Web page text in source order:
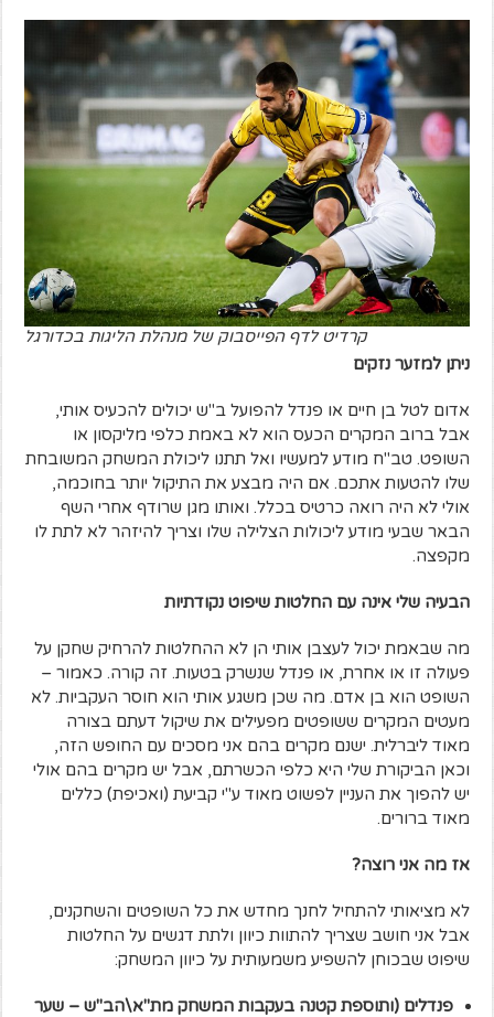
קרדיט לדף הפייסבוק של מנהלת הליגות בכדורגל
ניתן למזער נזקים
אדום לטל בן חיים או פנדל להפועל ב"ש יכולים להכעיס אותי,
אבל ברוב המקרים הכעס הוא לא באמת כלפי מליקסון או
השופט. טב"ח מודע למעשיו ואל תתנו ליכולת המשחק המשובחת
שלו להטעות אתכם. אם היה מבצע את התיקול יותר בחוכמה,
אולי לא היה רואה כרטיס בכלל. ואותו מגן שרודף אחרי השף
הבאר שבעי מודע ליכולות הצלילה שלו וצריך להיזהר לא לתת לו
מקפצה.
הבעיה שלי אינה עם החלטות שיפוט נקודתיות
מה שבאמת יכול לעצבן אותי הן לא ההחלטות להרחיק שחקן על
פעולה זו או אחרת, או פנדל שנשרק בטעות. זה קורה. כאמור –
השופט הוא בן אדם. מה שכן משגע אותי הוא חוסר העקביות. לא
מעטים המקרים ששופטים מפעילים את שיקול דעתם בצורה
מאוד ליברלית. ישנם מקרים בהם אני מסכים עם החופש הזה,
וכאן הביקורת שלי היא כלפי הכשרתם, אבל יש מקרים בהם אולי
יש להפוך את העניין לפשוט מאוד ע"י קביעת (ואכיפת) כללים
מאוד ברורים.
אז מה אני רוצה?
לא מציאותי להתחיל לחנך מחדש את כל השופטים והשחקנים,
אבל אני חושב שצריך להתוות כיוון ולתת דגשים על החלטות
שיפוט שבכוחן להשפיע משמעותית על כיוון המשחק:
פנדלים (ותוספת קטנה בעקבות המשחק מת"א\הב"ש – שער